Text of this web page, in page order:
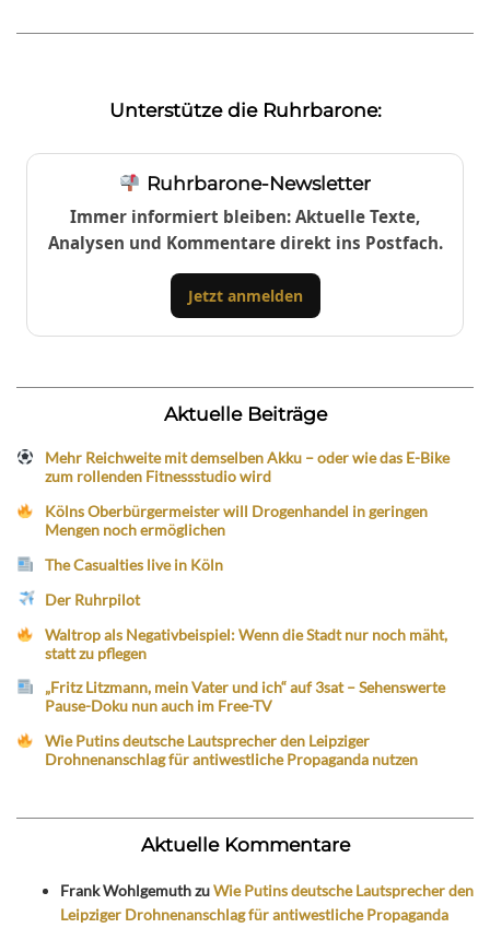
Unterstütze die Ruhrbarone:
Ruhrbarone-Newsletter
Immer informiert bleiben: Aktuelle Texte,
Analysen und Kommentare direkt ins Postfach.
Jetzt anmelden
Aktuelle Beiträge
Mehr Reichweite mit demselben Akku – oder wie das E-Bike
zum rollenden Fitnessstudio wird
Kölns Oberbürgermeister will Drogenhandel in geringen
Mengen noch ermöglichen
The Casualties live in Köln
Der Ruhrpilot
Waltrop als Negativbeispiel: Wenn die Stadt nur noch mäht,
statt zu pflegen
„Fritz Litzmann, mein Vater und ich“ auf 3sat – Sehenswerte
Pause-Doku nun auch im Free-TV
Wie Putins deutsche Lautsprecher den Leipziger
Drohnenanschlag für antiwestliche Propaganda nutzen
Aktuelle Kommentare
Frank WohlgemuthzuWie Putins deutsche Lautsprecher den
Leipziger Drohnenanschlag für antiwestliche Propaganda